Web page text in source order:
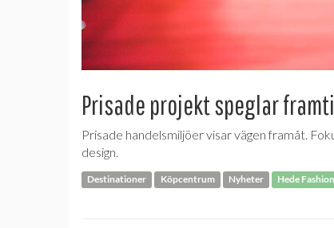
Prisade projekt speglar
Prisade handelsmiljöer visar vägen framåt.
design.
Destinationer Köpcentrum Nyheter Hede